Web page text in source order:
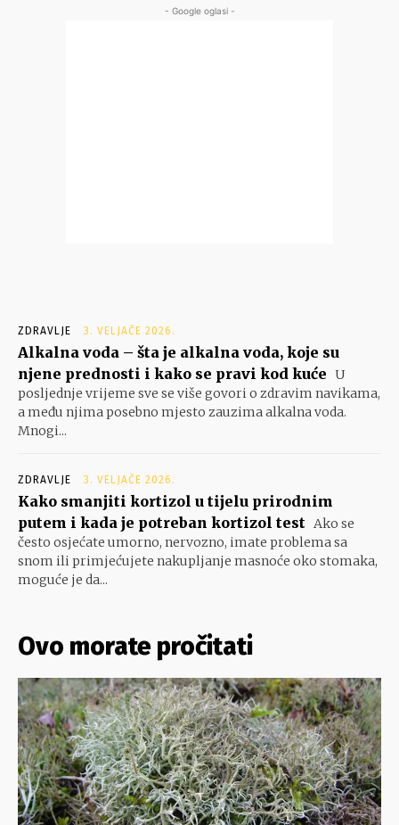
- Google oglasi -
ZDRAVLJE 3. VELJAČE 2026.
Alkalna voda – šta je alkalna voda, koje su
njene prednosti i kako se pravi kod kuće U
posljednje vrijeme sve se više govori o zdravim navikama,
a među njima posebno mjesto zauzima alkalna voda.
Mnogi...
ZDRAVLJE 3. VELJAČE 2026.
Kako smanjiti kortizol u tijelu prirodnim
putem i kada je potreban kortizol test Ako se
često osjećate umorno, nervozno, imate problema sa
snom ili primjećujete nakupljanje masnoće oko stomaka,
moguće je da...
Ovo morate pročitati